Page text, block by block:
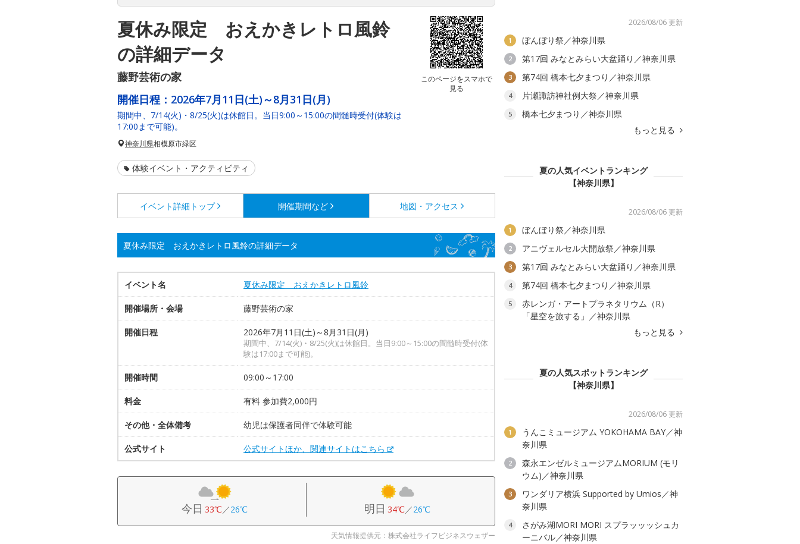
夏休み限定 おえかきレトロ風鈴
の詳細データ
藤野芸術の家
このページをスマホで
見る
開催日程： 2026年7月11日(土)～8月31日(月)
期間中、7/14(火)・8/25(火)は休館日。当日9:00～15:00の間髄時受付(体験は
17:00まで可能)。
神奈川県相模原市緑区
体験イベント・アクティビティ
イベント詳細 トップ 開催期間など 地図・アクセス
夏休み限定 おえかきレトロ風鈴の詳細データ
イベント名 夏休み限定 おえかきレトロ風鈴
開催場所・会場 藤野芸術の家
開催日程 2026年7月11日(土)～8月31日(月)
期間中、7/14(火)・8/25(火)は休館日。当日9:00～15:00の間髄時受付(体
験は17:00まで可能)。
開催時間 09:00～17:00
料金 有料 参加費2,000円
その他・全体備考 幼児は保護者同伴で体験可能
公式サイト 公式サイトほか、関連サイトはこちら
今日 33℃／26℃ 明日 34℃／26℃
天気情報提供元：株式会社ライフビジネスウェザー
2026/08/06 更新
1 ぼんぼり祭／神奈川県
2 第17回 みなとみらい大盆踊り／神奈川県
3 第74回 橋本七夕まつり／神奈川県
4 片瀬諏訪神社例大祭／神奈川県
5
橋本七夕まつり／神奈川県
もっと見る
夏の人気イベントランキング
【神奈川県】
2026/08/06 更新
1 ぼんぼり祭／神奈川県
2 アニヴェルセル大開放祭／神奈川県
3 第17回 みなとみらい大盆踊り／神奈川県
4 第74回 橋本七夕まつり／神奈川県
5
赤レンガ・アートプラネタリウム（R）
「星空を旅する」／神奈川県
もっと見る
夏の人気スポットランキング
【神奈川県】
2026/08/06 更新
1
うんこミュージアム YOKOHAMA BAY／神
奈川県
2
森永エンゼルミュージアムMORIUM (モリ
ウム)／神奈川県
3
ワンダリア横浜 Supported by Umios／神
奈川県
4
さがみ湖MORI MORI スプラッッッシュカ
ーニバル／神奈川県